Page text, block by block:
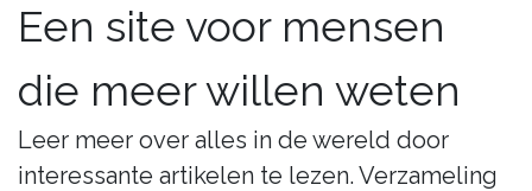
Een site voor mensen
die meer willen weten
Leer meer over alles in de wereld door
interessante artikelen te lezen. Verzameling